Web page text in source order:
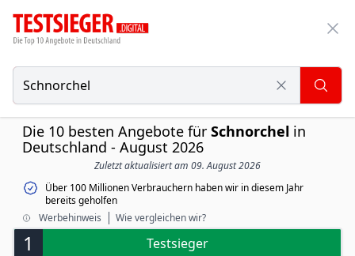
Die 10 besten Angebote für Schnorchel in
Deutschland - August 2026
Zuletzt aktualisiert am 09. August 2026
Über 100 Millionen Verbrauchern haben wir in diesem Jahr
bereits geholfen
Werbehinweis
Wie vergleichen wir?
1 Testsieger